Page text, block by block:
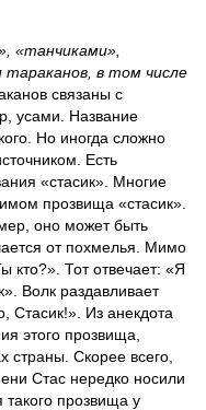
«танчиками»,
тараканов, в том числе
связаны с
усами. Название
Но иногда сложно
Есть
«стасик». Многие
прозвища «стасик».
оно может быть
от похмелья. Мимо
кто?». Тот отвечает: «Я
Волк раздавливает
Стасик!». Из анекдота
этого прозвища,
страны. Скорее всего,
Стас нередко носили
прозвища у